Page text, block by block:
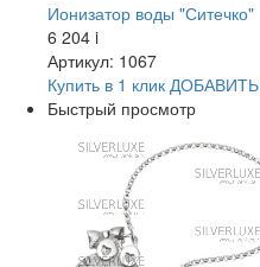
Ионизатор воды "Ситечко"
6 204 i
Артикул: 1067
Купить в 1 клик ДОБАВИТЬ
Быстрый просмотр